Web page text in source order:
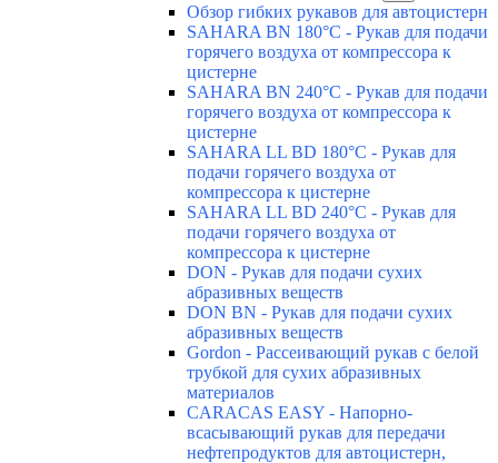
Обзор гибких рукавов для автоцистерн
SAHARA BN 180°C - Рукав для подачи
горячего воздуха от компрессора к
цистерне
SAHARA BN 240°C - Рукав для подачи
горячего воздуха от компрессора к
цистерне
SAHARA LL BD 180°C - Рукав для
подачи горячего воздуха от
компрессора к цистерне
SAHARA LL BD 240°C - Рукав для
подачи горячего воздуха от
компрессора к цистерне
DON - Рукав для подачи сухих
абразивных веществ
DON BN - Рукав для подачи сухих
абразивных веществ
Gordon - Рассеивающий рукав с белой
трубкой для сухих абразивных
материалов
CARACAS EASY - Напорно-
всасывающий рукав для передачи
нефтепродуктов для автоцистерн,